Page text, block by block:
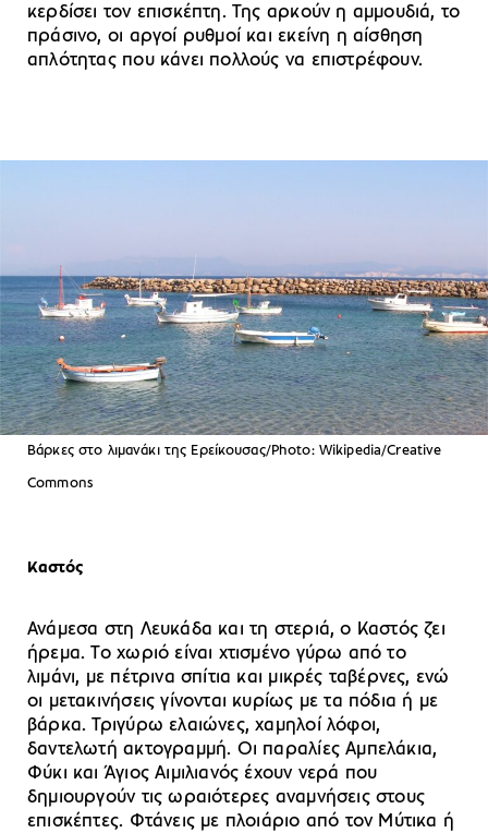
κερδίσει τον επισκέπτη. Της αρκούν η αμμουδιά, το
πράσινο, οι αργοί ρυθμοί και εκείνη η αίσθηση
απλότητας που κάνει πολλούς να επιστρέφουν.
Βάρκες στο λιμανάκι της Ερείκουσας/Photo: Wikipedia/Creative
Commons
Καστός
Ανάμεσα στη Λευκάδα και τη στεριά, ο Καστός ζει
ήρεμα. Το χωριό είναι χτισμένο γύρω από το
λιμάνι, με πέτρινα σπίτια και μικρές ταβέρνες, ενώ
οι μετακινήσεις γίνονται κυρίως με τα πόδια ή με
βάρκα. Τριγύρω ελαιώνες, χαμηλοί λόφοι,
δαντελωτή ακτογραμμή. Οι παραλίες Αμπελάκια,
Φύκι και Άγιος Αιμιλιανός έχουν νερά που
δημιουργούν τις ωραιότερες αναμνήσεις στους
επισκέπτες. Φτάνεις με πλοιάριο από τον Μύτικα ή